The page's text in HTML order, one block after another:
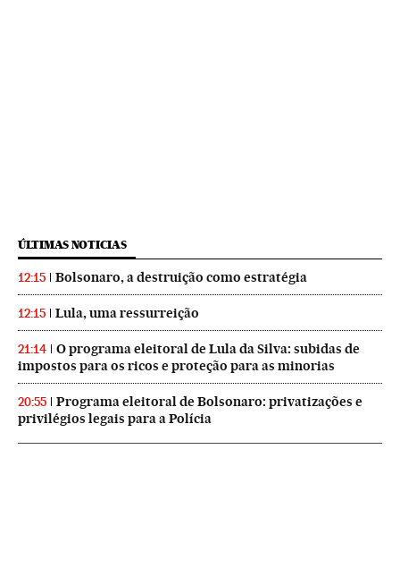
ÚLTIMAS NOTICIAS
12:15 Bolsonaro, a destruição como estratégia
12:15 Lula, uma ressurreição
21:14
O programa eleitoral de Lula da Silva: subidas de
impostos para os ricos e proteção para as minorias
20:55
Programa eleitoral de Bolsonaro: privatizações e
privilégios legais para a Polícia